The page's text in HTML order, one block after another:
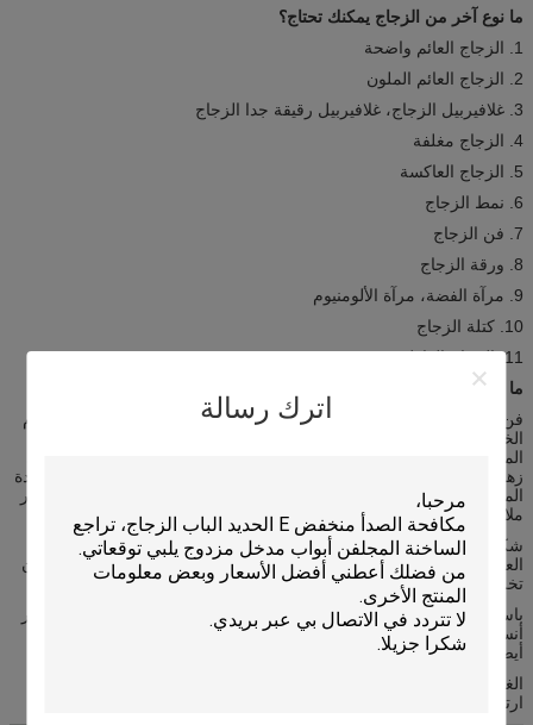
اترك رسالة
ما نوع آخر من الزجاج يمكنك تحتاج؟
1. الزجاج العائم واضحة
2. الزجاج العائم الملون
3. غلافيربيل الزجاج، غلافيربيل رقيقة جدا الزجاج
4. الزجاج مغلفة
5. الزجاج العاكسة
6. نمط الزجاج
7. فن الزجاج
8. ورقة الزجاج
9. مرآة الفضة، مرآة الألومنيوم
10. كتلة الزجاج
11. الزجاج العازل
ما هو فن الزجاج؟
فن الزجاج هو اعتماد السيارات مستوى تعويم الزجاج كمادة خام، نحن نقدم
الخارج أكوراسيبرينتينغ المعدات عالية، بعد الطباعة الحريرية، ثم معالجة
زهرة، تسهيل الأصدقاء في الخارج لتحديد و شراء.
يمر المنتج من خلال إعادة
المعالجة في الأساس الزجاج الشفاف، مما يجعل الزجاج أكثر جاذبية، وأكثر
ملاءمة لاختيار الأسرة.
شكلت النظرة المبسطة والحداثة للحداثة هذه التصاميم الجريئة.
العجاف تورد الغيار، مصقول، وأنيق، ثم كنت الروح الحديثة، ونحن يمكن أن
تخلق دخول يتحدث إلى إحساسك بالحياة.
باستخدام الزجاج المقسى على جانبي الزجاج المزخرف، والتي تلبي معايير
أنسي، بسي.استخدام الزجاج الزخرفية ليس فقط تخصيص منزلك، ولكن
أيضا إضافة إلى نداء كبح منزلك.
الغرض: الحرفية الباب، ويندوز، شاشات قابلة للطي لأنواع مختلفة من
ارتفاع درجة الديكور